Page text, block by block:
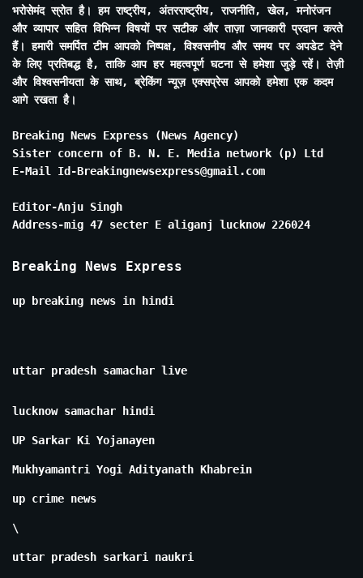
भरोसेमंद स्रोत है। हम राष्ट्रीय, अंतरराष्ट्रीय, राजनीति, खेल, मनोरंजन
और व्यापार सहित विभिन्न विषयों पर सटीक और ताज़ा जानकारी प्रदान करते
हैं। हमारी समर्पित टीम आपको निष्पक्ष, विश्वसनीय और समय पर अपडेट देने
के लिए प्रतिबद्ध है, ताकि आप हर महत्वपूर्ण घटना से हमेशा जुड़े रहें। तेज़ी
और विश्वसनीयता के साथ, ब्रेकिंग न्यूज़ एक्सप्रेस आपको हमेशा एक कदम
आगे रखता है।
Breaking News Express (News Agency)
Sister concern of B. N. E. Media network (p) Ltd
E-Mail Id-Breakingnewsexpress@gmail.com
Editor-Anju Singh
Address-mig 47 secter E aliganj lucknow 226024
Breaking News Express
up breaking news in hindi
uttar pradesh samachar live
lucknow samachar hindi
UP Sarkar Ki Yojanayen
Mukhyamantri Yogi Adityanath Khabrein
up crime news
\
uttar pradesh sarkari naukri